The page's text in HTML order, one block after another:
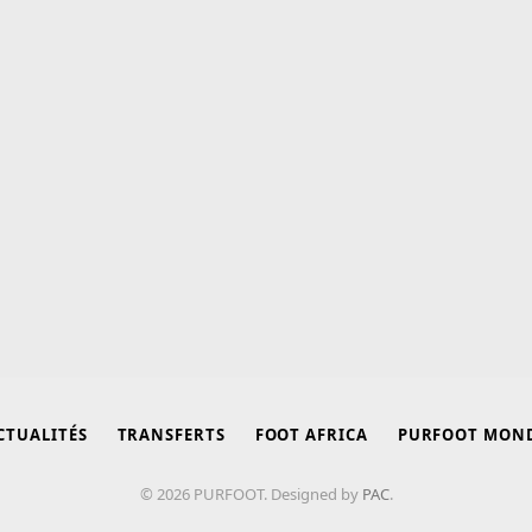
TRANSFERTS FOOT AFRICA PURFOOT
© 2026 PURFOOT. Designed by PAC.